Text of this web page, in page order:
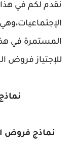
نقدم لكم في
الإجتماعيات،
المستمرة في
للإجتياز فروض
نماذج فروض